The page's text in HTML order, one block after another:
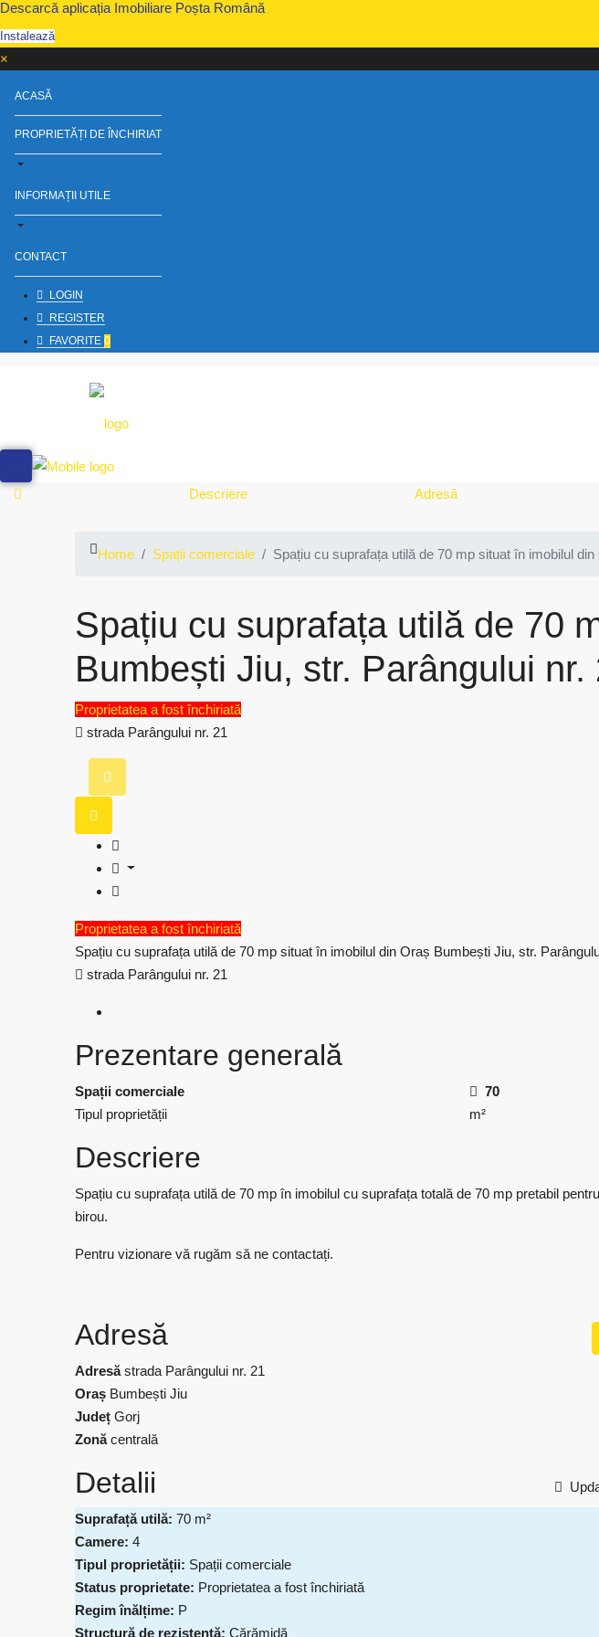
Descarcă aplicația Imobiliare Poșta Română
Instalează
×
ACASĂ
PROPRIETĂȚI DE ÎNCHIRIAT
INFORMAȚII UTILE
CONTACT
LOGIN
REGISTER
FAVORITE 0
Descriere Adresă
Home Spații comerciale Spațiu cu suprafața utilă de 70 mp situat în imobilul
Spațiu cu suprafața utilă de 70
Bumbești Jiu, str. Parângului
Proprietatea a fost închiriată
strada Parângului nr. 21
Proprietatea a fost închiriată
Spațiu cu suprafața utilă de 70 mp situat în imobilul din Oraș Bumbești Jiu, str.
strada Parângului nr. 21
Prezentare generală
Spații comerciale
Tipul proprietății
70
m²
Descriere
Spațiu cu suprafața utilă de 70 mp în imobilul cu suprafața totală de 70 mp pretabil
birou.
Pentru vizionare vă rugăm să ne contactați.
Adresă
Adresă strada Parângului nr. 21
Oraș Bumbești Jiu
Județ Gorj
Zonă centrală
Detalii
Suprafață utilă: 70 m²
Camere: 4
Tipul proprietății: Spații comerciale
Status proprietate: Proprietatea a fost închiriată
Regim înălțime: P
Structură de rezistență: Cărămidă